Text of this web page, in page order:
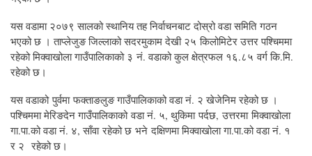
यस वडामा २०७९ सालको स्थानिय तह निर्वाचनबाट दोस्रो वडा समिति गठन
भएको छ । ताप्लेजुङ जिल्लाको सदरमुकाम देखी २५ किलोमिटेर उत्तर पश्चिममा
रहेको मिक्वाखोला गाउँपालिकाको ३ नं. वडाको कुल क्षेत्रफल १६.८५ वर्ग कि.मि.
रहेको छ।
यस वडाको पुर्वमा फक्ताङलुङ गाउँपालिकाको वडा नं. २ खेजेनिम रहेको छ ।
पश्चिममा मेरिङदेन गाउँपालिकाको वडा नं. ५, थुकिमा पर्दछ, उत्तरमा मिक्वाखोला
गा.पा.को वडा नं. ४, साँवा रहेको छ भने दक्षिणमा मिक्वाखोला गा.पा.को वडा नं. १
र २ रहेको छ।